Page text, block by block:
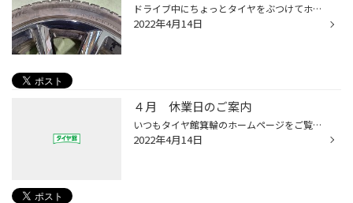
ドライブ中にちょっとタイヤをぶつけてホイールに傷が入ってしまった・・・ 気に入っていたホイールなのに残念。 でもあきらめないでください！ホイールの修理ができるんです！ 当店では様々なケースに対応しております。お気軽にご相談下さい。
2022年4月14日
４月 休業日のご案内
いつもタイヤ館箕輪のホームページをご覧頂きありがとうございます。 4月 休業日のご案内です 6日（水） 13日（水） 20日（水） 27日（水) 誠に勝手ながら上記4日間を休業日といたします。 宜しくお願い致します。
2022年4月14日